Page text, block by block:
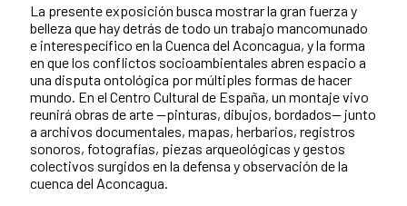
La presente exposición busca mostrar la gran fuerza y
belleza que hay detrás de todo un trabajo mancomunado
e interespecífico en la Cuenca del Aconcagua, y la forma
en que los conflictos socioambientales abren espacio a
una disputa ontológica por múltiples formas de hacer
mundo. En el Centro Cultural de España, un montaje vivo
reunirá obras de arte —pinturas, dibujos, bordados— junto
a archivos documentales, mapas, herbarios, registros
sonoros, fotografías, piezas arqueológicas y gestos
colectivos surgidos en la defensa y observación de la
cuenca del Aconcagua.